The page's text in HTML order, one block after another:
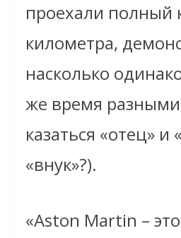
проехали полный
километра,
насколько
же время
казаться «отец» и
«внук»?).
«Aston Martin –